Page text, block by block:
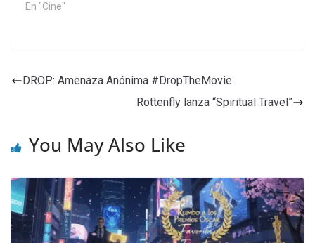
En "Cine"
DROP: Amenaza Anónima #DropTheMovie
Rottenfly lanza “Spiritual Travel”
You May Also Like